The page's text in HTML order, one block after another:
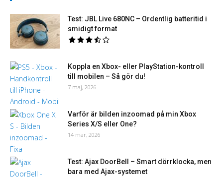
Test: JBL Live 680NC – Ordentlig batteritid i
smidigt format
Koppla en Xbox- eller PlayStation-kontroll
till mobilen – Så gör du!
7 maj, 2026
Varför är bilden inzoomad på min Xbox
Series X/S eller One?
14 mar, 2026
Test: Ajax DoorBell – Smart dörrklocka, men
bara med Ajax-systemet